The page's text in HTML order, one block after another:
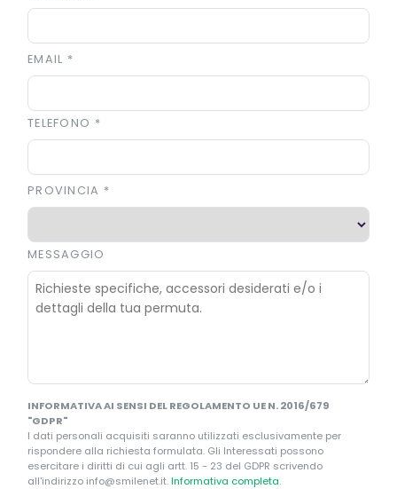
EMAIL *
TELEFONO *
PROVINCIA *
MESSAGGIO
INFORMATIVA AI SENSI DEL REGOLAMENTO UE N. 2016/679
"GDPR"
I dati personali acquisiti saranno utilizzati esclusivamente per
rispondere alla richiesta formulata. Gli Interessati possono
esercitare i diritti di cui agli artt. 15 - 23 del GDPR scrivendo
all'indirizzo info@smilenet.it.Informativa completa.